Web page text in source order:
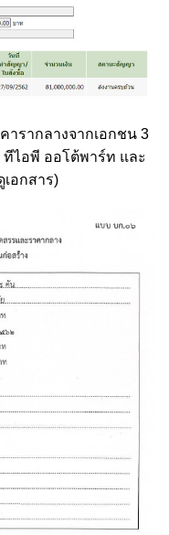
ารากลางจากเอกชน 3
ไอพี ออโต้พาร์ท และ
อกสาร)